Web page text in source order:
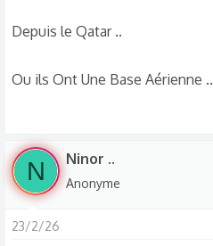
Depuis le Qatar ..
Ou ils Ont Une Base Aérienne ..
N Ninor ..
Anonyme
23/2/26